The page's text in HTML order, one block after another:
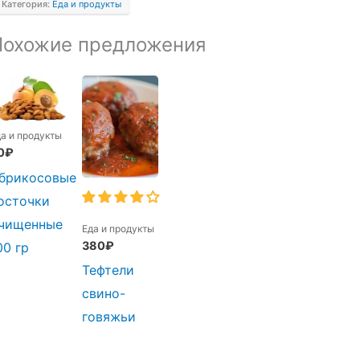
Категория: Еда и продукты
предложения
и продукты
₽
гр
Еда и продукты
380₽
Тефтели
свино-
говяжьи